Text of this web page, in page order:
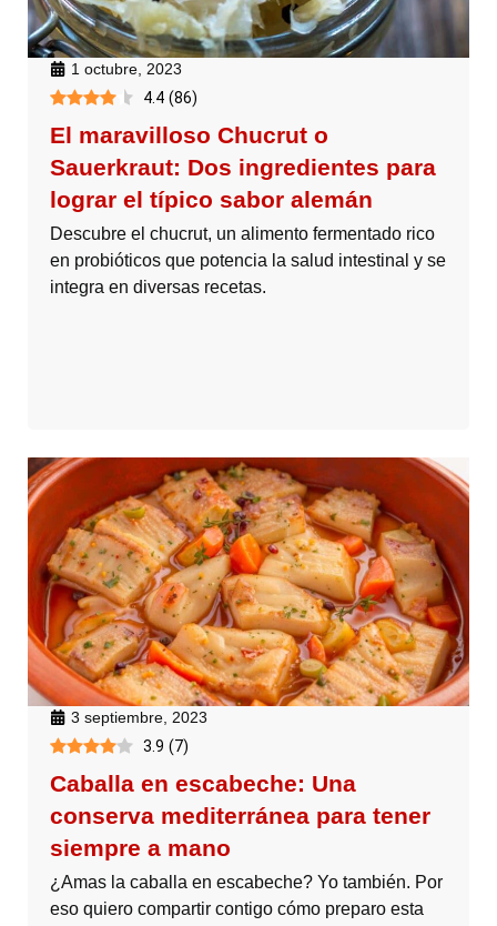
1 octubre, 2023
4.4 (86)
El maravilloso Chucrut o
Sauerkraut: Dos ingredientes para
lograr el típico sabor alemán
Descubre el chucrut, un alimento fermentado rico
en probióticos que potencia la salud intestinal y se
integra en diversas recetas.
3 septiembre, 2023
3.9 (7)
Caballa en escabeche: Una
conserva mediterránea para tener
siempre a mano
¿Amas la caballa en escabeche? Yo también. Por
eso quiero compartir contigo cómo preparo esta